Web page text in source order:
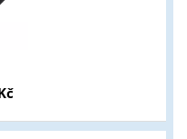
veřejnosti od 18 let a
NE